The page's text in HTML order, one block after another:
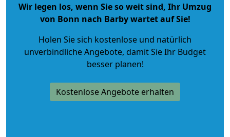
Wir legen los, wenn Sie so weit sind, Ihr Umzug
von Bonn nach Barby wartet auf Sie!
Holen Sie sich kostenlose und natürlich
unverbindliche Angebote, damit Sie Ihr Budget
besser planen!
Kostenlose Angebote erhalten